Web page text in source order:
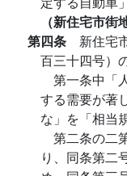
（新住宅市街
第四条 新住宅
百三十四号）
第一条中「
する需要が著
な」を「相当
第二条の二
り、同条第二